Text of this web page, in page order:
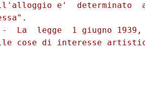
e'  determinato
La  legge  1 giugno